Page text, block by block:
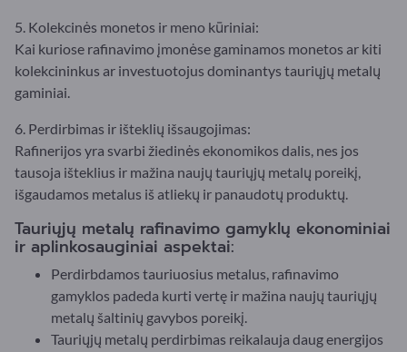
5. Kolekcinės monetos ir meno kūriniai:
Kai kuriose rafinavimo įmonėse gaminamos monetos ar kiti
kolekcininkus ar investuotojus dominantys tauriųjų metalų
gaminiai.
6. Perdirbimas ir išteklių išsaugojimas:
Rafinerijos yra svarbi žiedinės ekonomikos dalis, nes jos
tausoja išteklius ir mažina naujų tauriųjų metalų poreikį,
išgaudamos metalus iš atliekų ir panaudotų produktų.
Tauriųjų metalų rafinavimo gamyklų ekonominiai
ir aplinkosauginiai aspektai:
Perdirbdamos tauriuosius metalus, rafinavimo
gamyklos padeda kurti vertę ir mažina naujų tauriųjų
metalų šaltinių gavybos poreikį.
Tauriųjų metalų perdirbimas reikalauja daug energijos